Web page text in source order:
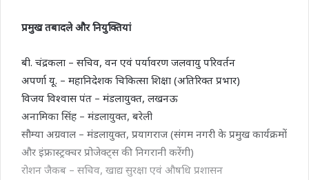
प्रमुख तबादले और नियुक्तियां
बी. चंद्रकला – सचिव, वन एवं पर्यावरण जलवायु परिवर्तन
अपर्णा यू. – महानिदेशक चिकित्सा शिक्षा (अतिरिक्त प्रभार)
विजय विश्वास पंत – मंडलायुक्त, लखनऊ
अनामिका सिंह – मंडलायुक्त, बरेली
सौम्या अग्रवाल – मंडलायुक्त, प्रयागराज (संगम नगरी के प्रमुख कार्यक्रमों
और इंफ्रास्ट्रक्चर प्रोजेक्ट्स की निगरानी करेंगी)
रोशन जैकब – सचिव, खाद्य सुरक्षा एवं औषधि प्रशासन